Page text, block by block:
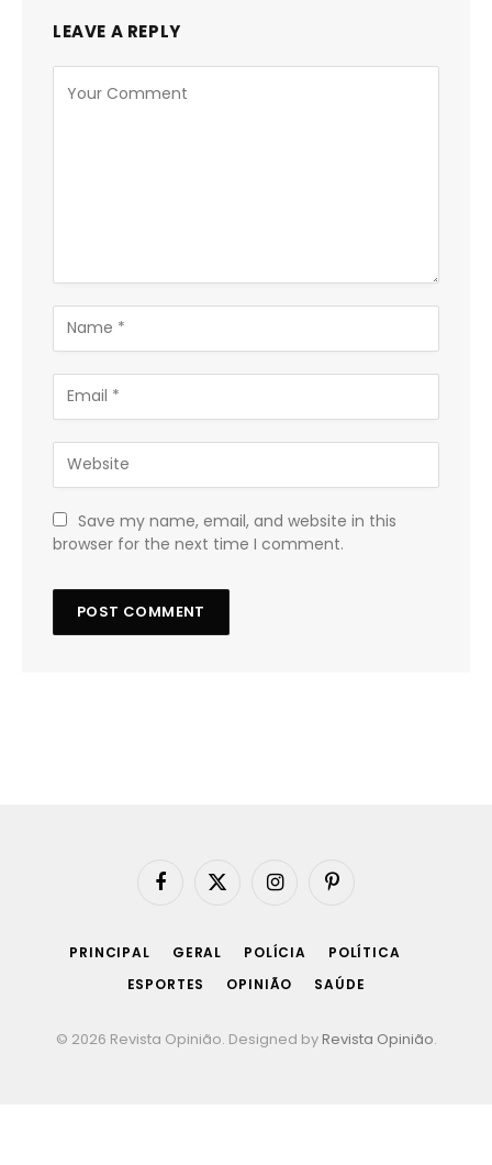
LEAVE A REPLY
Save my name, email, and website in this
browser for the next time I comment.
Facebook
X
InstagramPinterest
PRINCIPAL GERAL POLÍCIA
POLÍTICA
ESPORTES
OPINIÃO SAÚDE
© 2026 Revista Opinião. Designed by Revista Opinião.